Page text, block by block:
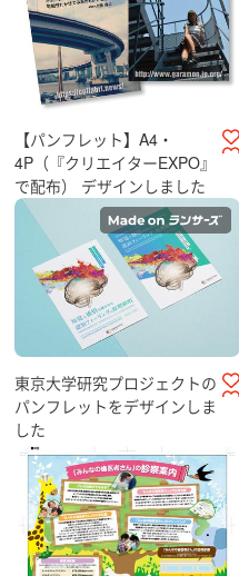
【パンフレット】A4・
4P（『クリエイターEXPO』
で配布） デザインしました
東京大学研究プロジェクトの
パンフレットをデザインしま
した